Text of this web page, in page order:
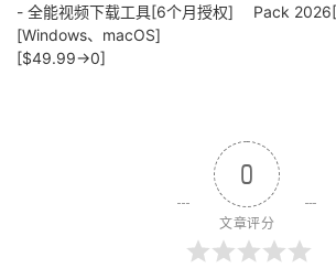
- 全能视频下载工具[6个月授权]
[Windows、macOS]
[$49.99→0]
Pack
0
文章评分